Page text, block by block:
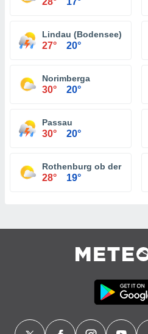
Lindau (Bodensee)
27° 20°
Norimberga
30° 20°
Passau
30° 20°
Rothenburg ob der Tauber
28° 19°